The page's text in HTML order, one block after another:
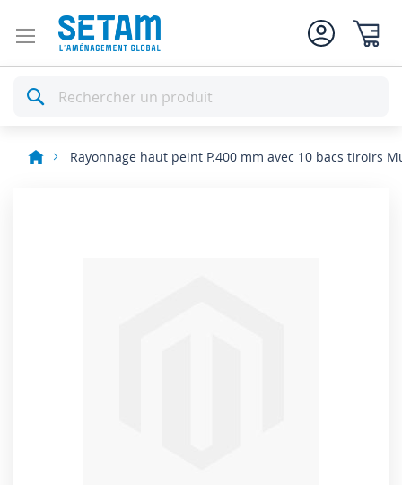
Rechercher
Rayonnage haut peint P.400 mm avec 10 bacs tiroirs